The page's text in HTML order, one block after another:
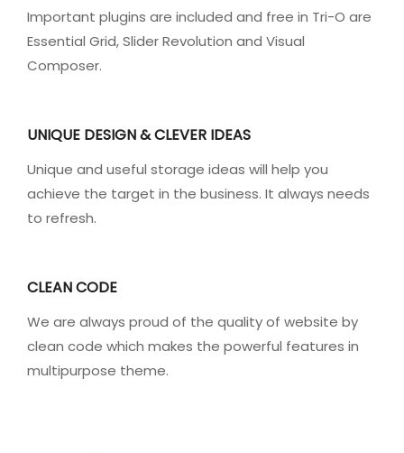
Important plugins are included and free in Tri-O are
Essential Grid, Slider Revolution and Visual
Composer.
UNIQUE DESIGN & CLEVER IDEAS
Unique and useful storage ideas will help you
achieve the target in the business. It always needs
to refresh.
CLEAN CODE
We are always proud of the quality of website by
clean code which makes the powerful features in
multipurpose theme.